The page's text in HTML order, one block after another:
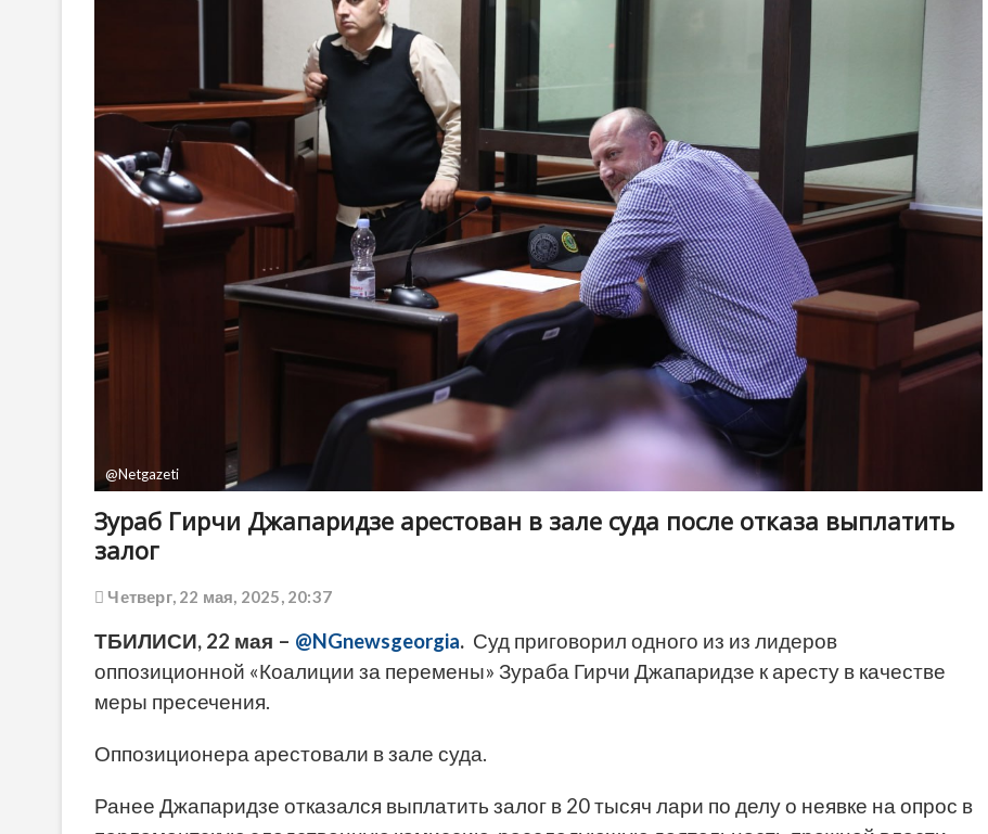
@Netgazeti
Зураб Гирчи Джапаридзе арестован в зале суда после отказа выплатить
залог
Четверг, 22 мая, 2025, 20:37
ТБИЛИСИ, 22 мая – @NGnewsgeorgia. Суд приговорил одного из из лидеров
оппозиционной «Коалиции за перемены» Зураба Гирчи Джапаридзе к аресту в качестве
меры пресечения.
Оппозиционера арестовали в зале суда.
Ранее Джапаридзе отказался выплатить залог в 20 тысяч лари по делу о неявке на опрос в